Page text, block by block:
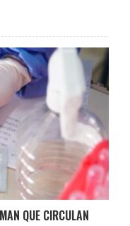
QUE CIRCULAN